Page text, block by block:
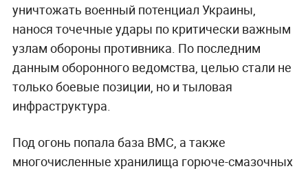
уничтожать военный потенциал Украины,
нанося точечные удары по критически важным
узлам обороны противника. По последним
данным оборонного ведомства, целью стали не
только боевые позиции, но и тыловая
инфраструктура.
Под огонь попала база ВМС, а также
многочисленные хранилища горюче-смазочных